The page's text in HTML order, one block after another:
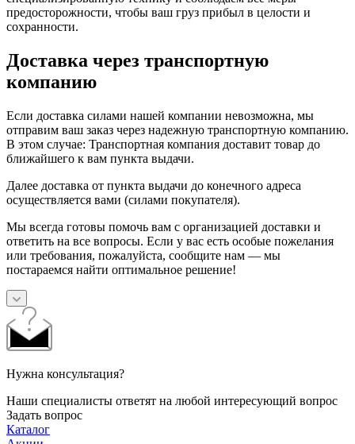
предосторожности, чтобы ваш груз прибыл в целости и
сохранности.
Доставка через транспортную
компанию
Если доставка силами нашей компании невозможна, мы
отправим ваш заказ через надежную транспортную компанию.
В этом случае: Транспортная компания доставит товар до
ближайшего к вам пункта выдачи.
Далее доставка от пункта выдачи до конечного адреса
осуществляется вами (силами покупателя).
Мы всегда готовы помочь вам с организацией доставки и
ответить на все вопросы. Если у вас есть особые пожелания
или требования, пожалуйста, сообщите нам — мы
постараемся найти оптимальное решение!
Нужна консультация?
Наши специалисты ответят на любой интересующий вопрос
Задать вопрос
Каталог